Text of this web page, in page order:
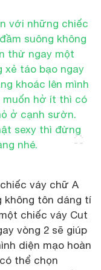
váy chữ A
không tôn dáng tí
chiếc váy Cut
vòng 2 sẽ giúp
diện mạo hoàn
thể chọn